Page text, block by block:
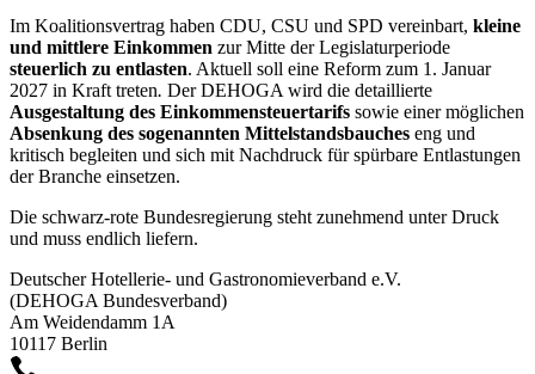
Im Koalitionsvertrag haben CDU, CSU und SPD vereinbart, kleine
und mittlere Einkommen zur Mitte der Legislaturperiode
steuerlich zu entlasten. Aktuell soll eine Reform zum 1. Januar
2027 in Kraft treten. Der DEHOGA wird die detaillierte
Ausgestaltung des Einkommensteuertarifs sowie einer möglichen
Absenkung des sogenannten Mittelstandsbauches eng und
kritisch begleiten und sich mit Nachdruck für spürbare Entlastungen
der Branche einsetzen.
Die schwarz-rote Bundesregierung steht zunehmend unter Druck
und muss endlich liefern.
Deutscher Hotellerie- und Gastronomieverband e.V.
(DEHOGA Bundesverband)
Am Weidendamm 1A
10117 Berlin